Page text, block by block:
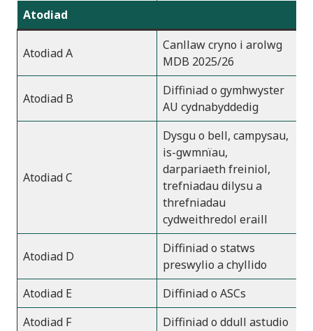
Atodiad
Atodiad A
Canllaw cryno i arolwg
MDB 2025/26
Atodiad B
Diffiniad o gymhwyster
AU cydnabyddedig
Atodiad C
Dysgu o bell, campysau,
is-gwmnïau,
darpariaeth freiniol,
trefniadau dilysu a
threfniadau
cydweithredol eraill
Atodiad D
Diffiniad o statws
preswylio a chyllido
Atodiad E
Diffiniad o ASCs
Atodiad F
Diffiniad o ddull astudio